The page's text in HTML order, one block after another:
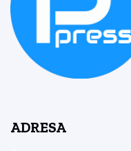
ADRESA